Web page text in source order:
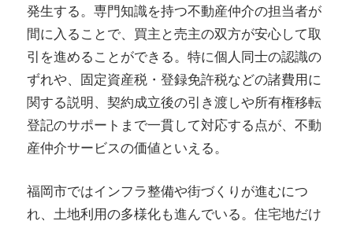
発生する。専門知識を持つ不動産仲介の担当者が
間に入ることで、買主と売主の双方が安心して取
引を進めることができる。特に個人同士の認識の
ずれや、固定資産税・登録免許税などの諸費用に
関する説明、契約成立後の引き渡しや所有権移転
登記のサポートまで一貫して対応する点が、不動
産仲介サービスの価値といえる。
福岡市ではインフラ整備や街づくりが進むにつ
れ、土地利用の多様化も進んでいる。住宅地だけ